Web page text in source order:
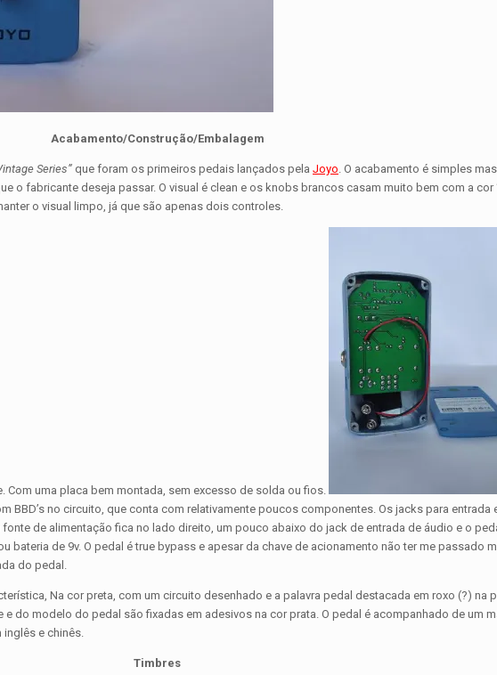
Acabamento/Construção/Embalagem
Series” que foram os primeiros pedais lançados pela Joyo. O acabamento é simples
o fabricante deseja passar. O visual é clean e os knobs brancos casam muito bem com a cor
o visual limpo, já que são apenas dois controles.
uma placa bem montada, sem excesso de solda ou fios.
BBD’s no circuito, que conta com relativamente poucos componentes. Os jacks para entrada
de alimentação fica no lado direito, um pouco abaixo do jack de entrada de áudio e o
bateria de 9v. O pedal é true bypass e apesar da chave de acionamento não ter me passado
do pedal.
Na cor preta, com um circuito desenhado e a palavra pedal destacada em roxo (?) na
do modelo do pedal são fixadas em adesivos na cor prata. O pedal é acompanhado de um
e chinês.
Timbres